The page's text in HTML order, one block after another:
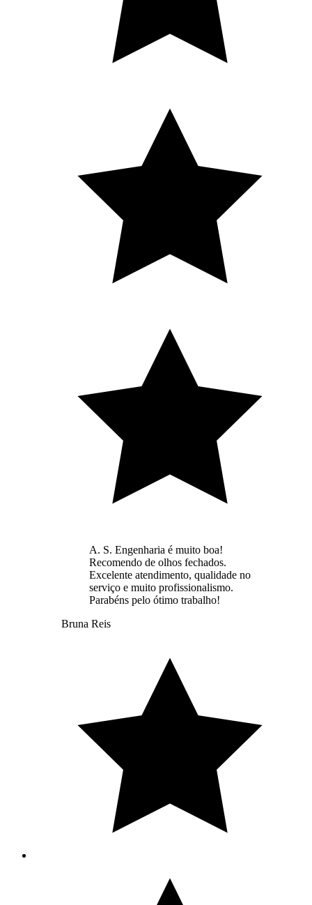
A. S. Engenharia é muito boa!
Recomendo de olhos fechados.
Excelente atendimento, qualidade no
serviço e muito profissionalismo.
Parabéns pelo ótimo trabalho!
Bruna Reis